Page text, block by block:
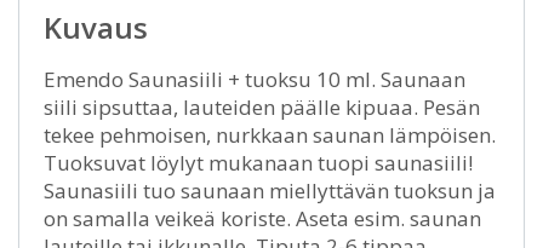
Kuvaus
Emendo Saunasiili + tuoksu 10 ml. Saunaan
siili sipsuttaa, lauteiden päälle kipuaa. Pesän
tekee pehmoisen, nurkkaan saunan lämpöisen.
Tuoksuvat löylyt mukanaan tuopi saunasiili!
Saunasiili tuo saunaan miellyttävän tuoksun ja
on samalla veikeä koriste. Aseta esim. saunan